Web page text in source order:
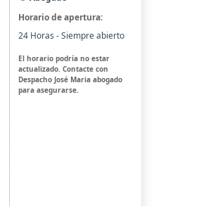
Horario de apertura:
24 Horas - Siempre abierto
El horario podría no estar
actualizado. Contacte con
Despacho José Maria abogado
para asegurarse.